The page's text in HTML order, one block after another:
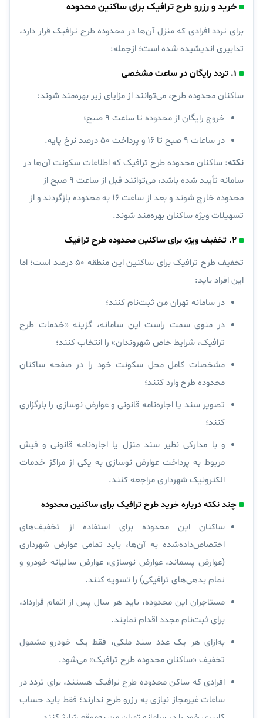
خرید و رزرو طرح ترافیک برای ساکنین محدوده
برای تردد افرادی که منزل آن‌‌ها در محدوده طرح ترافیک قرار دارد،
تدابیری اندیشیده شده است؛ ازجمله:
۱. تردد رایگان در ساعت مشخصی
ساکنان محدوده طرح، می‌توانند از مزایای زیر بهره‌مند شوند:
خروج رایگان از محدوده تا ساعت ۹ صبح؛
در ساعات ۹ صبح تا ۱۶ و پرداخت ۵۰ درصد نرخ پایه.
نکته: ساکنان محدوده طرح ترافیک که اطلاعات سکونت آن‌ها در
سامانه تأیید شده باشد، می‌توانند قبل از ساعت ۹ صبح از
محدوده خارج شوند و بعد از ساعت ۱۶ به محدوده بازگردند و از
تسهیلات ویژه ساکنان بهره‌مند شوند.
۲. تخفیف ویژه برای ساکنین محدوده طرح ترافیک
تخفیف طرح ترافیک برای ساکنین این منطقه ۵۰ درصد است؛ اما
این افراد باید:
در سامانه تهران من ثبت‌نام کنند؛
در منوی سمت راست این سامانه، گزینه «خدمات طرح
ترافیک، شرایط خاص شهروندان» را انتخاب کنند؛
مشخصات کامل محل سکونت خود را در صفحه ساکنان
محدوده طرح وارد کنند؛
تصویر سند یا اجاره‌نامه قانونی و عوارض نوسازی را بارگزاری
کنند؛
و با مدارکی نظیر سند منزل یا اجاره‌نامه قانونی و فیش
مربوط به پرداخت عوارض نوسازی به یکی از مراکز خدمات
الکترونیک شهرداری مراجعه کنند.
چند نکته درباره خرید طرح ترافیک برای ساکنین محدوده
ساکنان این محدوده برای استفاده از تخفیف‌های
اختصاص‌داده‌شده به آن‌ها، باید تمامی عوارض شهرداری
(عوارض پسماند،‌ عوارض نوسازی، عوارض سالیانه خودرو و
تمام بدهی‌های ترافیکی) را تسویه کنند.
مستاجران این محدوده، باید هر سال پس از اتمام قرارداد،
برای ثبت‌نام مجدد اقدام نمایند.
به‌ازای هر یک عدد سند ملکی، فقط یک خودرو مشمول
تخفیف «ساکنان محدوده طرح ترافیک» می‌شود.
افرادی که ساکن محدوده طرح ترافیک هستند، برای تردد در
ساعات غیرمجاز نیازی به رزرو طرح ندارند؛ فقط باید حساب